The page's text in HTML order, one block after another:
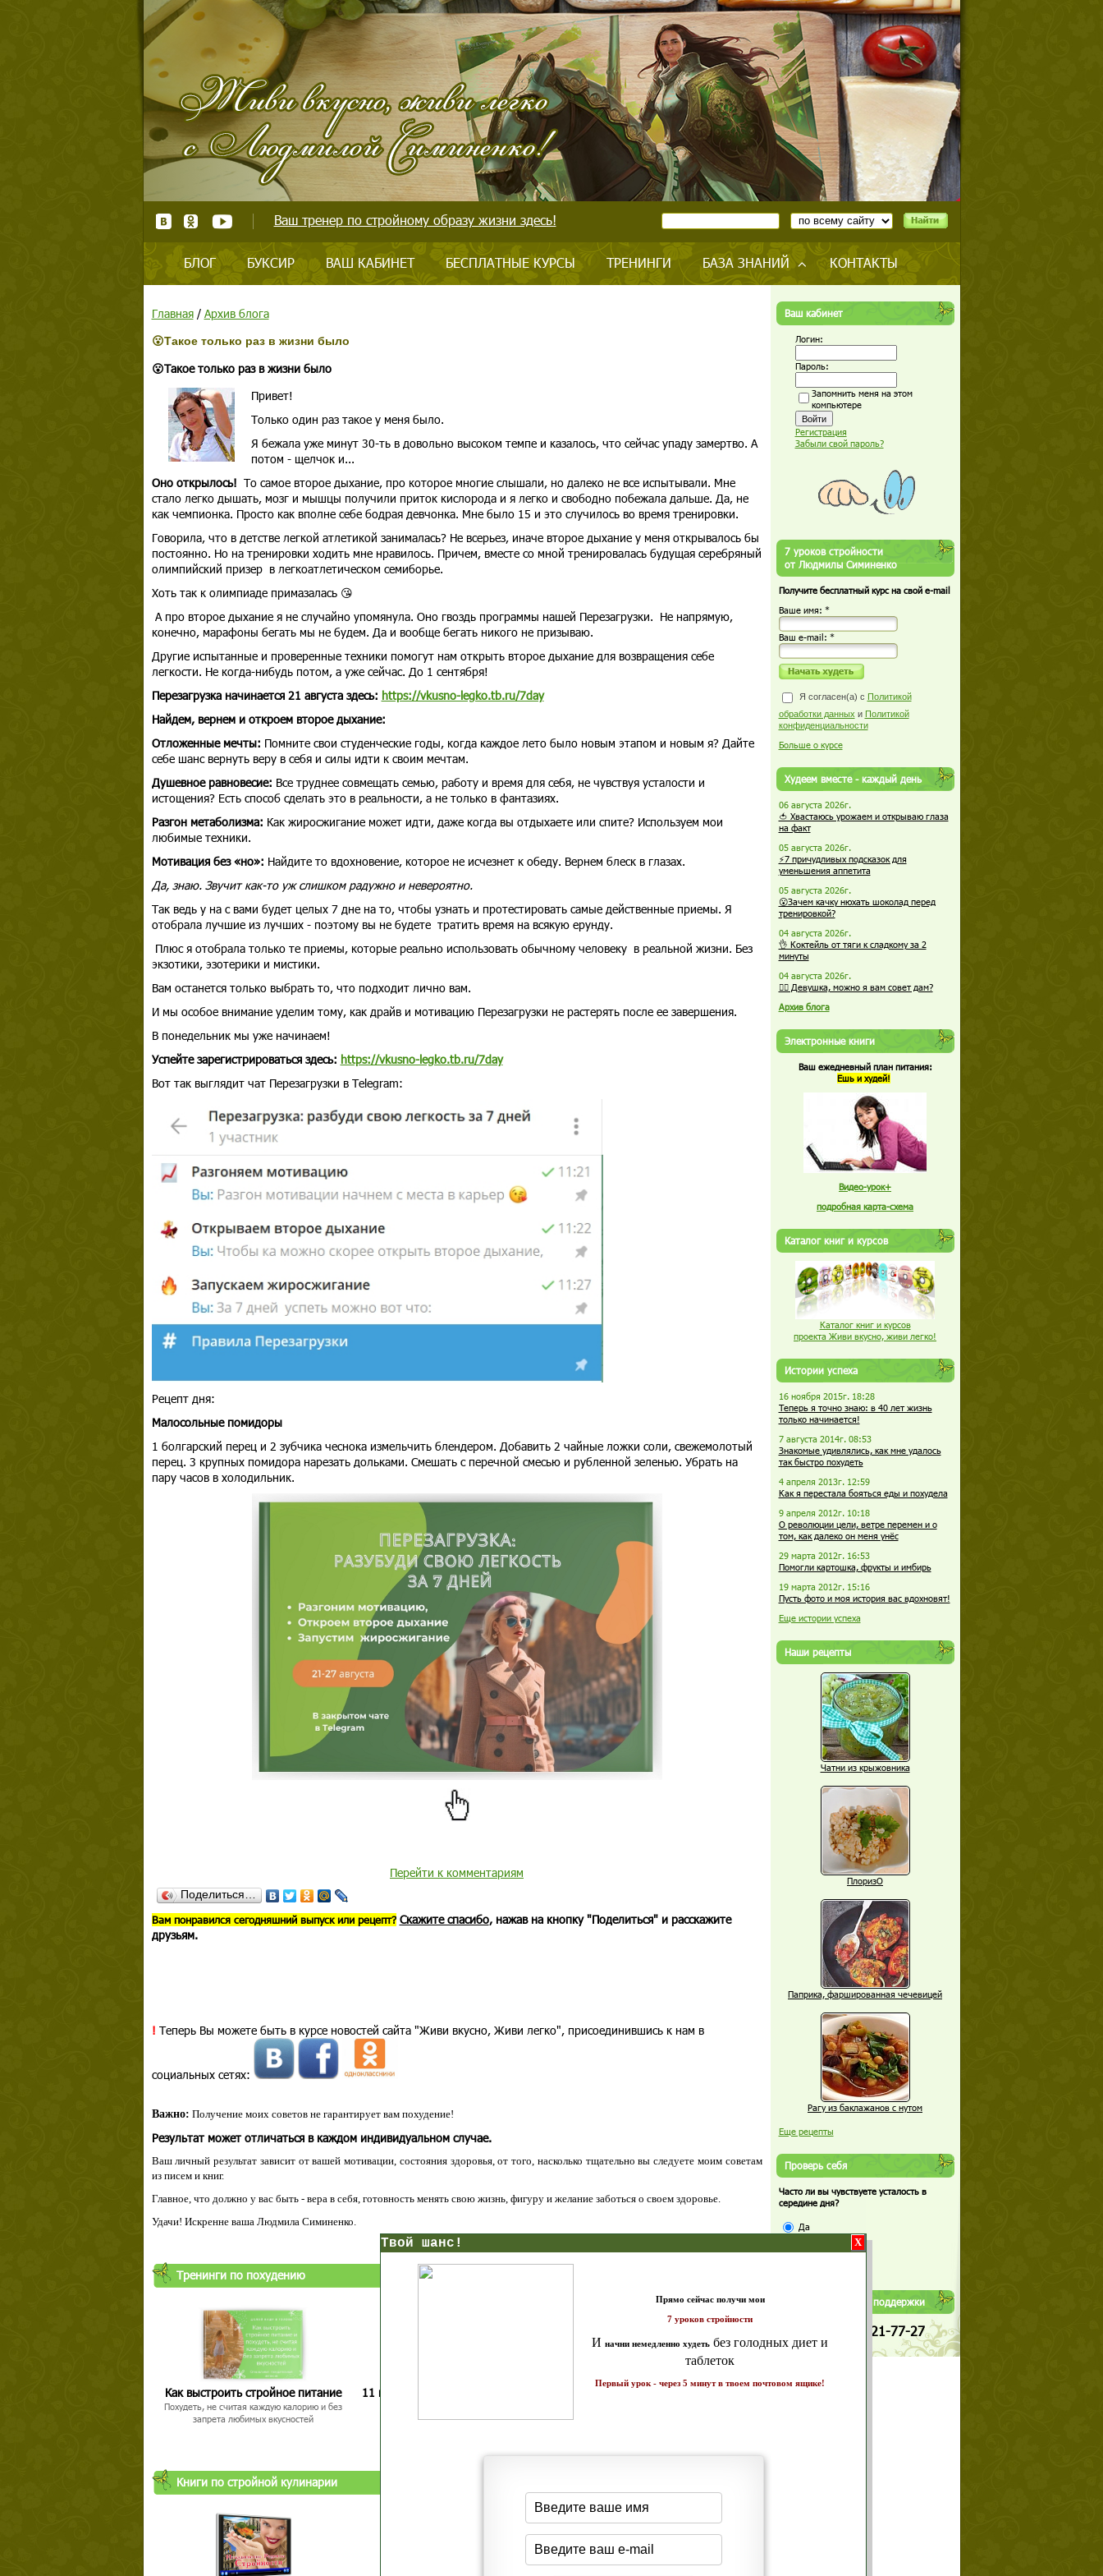
Ваш тренер по стройному образу жизни здесь!
БЛОГ БУКСИР ВАШ КАБИНЕТ БЕСПЛАТНЫЕ КУРСЫ ТРЕНИНГИ БАЗА ЗНАНИЙ КОНТАКТЫ
Главная/ Архив блога
😮Такое только раз в жизни было
😮Такое только раз в жизни было
Привет!
Только один раз такое у меня было.
Я бежала уже минут 30-ть в довольно высоком темпе и казалось, что сейчас упаду замертво. А
потом - щелчок и...
Оно открылось! То самое второе дыхание, про которое многие слышали, но далеко не все испытывали. Мне
стало легко дышать, мозг и мышцы получили приток кислорода и я легко и свободно побежала дальше. Да, не
как чемпионка. Просто как вполне себе бодрая девчонка. Мне было 15 и это случилось во время тренировки.
Говорила, что в детстве легкой атлетикой занималась? Не всерьез, иначе второе дыхание у меня открывалось бы
постоянно. Но на тренировки ходить мне нравилось. Причем, вместе со мной тренировалась будущая серебряный
олимпийский призер в легкоатлетическом семиборье.
Хоть так к олимпиаде примазалась 😘
А про второе дыхание я не случайно упомянула. Оно гвоздь программы нашей Перезагрузки. Не напрямую,
конечно, марафоны бегать мы не будем. Да и вообще бегать никого не призываю.
Другие испытанные и проверенные техники помогут нам открыть второе дыхание для возвращения себе
легкости. Не когда-нибудь потом, а уже сейчас. До 1 сентября!
Перезагрузка начинается 21 августа здесь: https://vkusno-legko.tb.ru/7day
Найдем, вернем и откроем второе дыхание:
Отложенные мечты: Помните свои студенческие годы, когда каждое лето было новым этапом и новым я? Дайте
себе шанс вернуть веру в себя и силы идти к своим мечтам.
Душевное равновесие: Все труднее совмещать семью, работу и время для себя, не чувствуя усталости и
истощения? Есть способ сделать это в реальности, а не только в фантазиях.
Разгон метаболизма: Как жиросжигание может идти, даже когда вы отдыхаете или спите? Используем мои
любимые техники.
Мотивация без «но»: Найдите то вдохновение, которое не исчезнет к обеду. Вернем блеск в глазах.
Да, знаю. Звучит как-то уж слишком радужно и невероятно.
Так ведь у на с вами будет целых 7 дне на то, чтобы узнать и протестировать самые действенные приемы. Я
отобрала лучшие из лучших - поэтому вы не будете тратить время на всякую ерунду.
Плюс я отобрала только те приемы, которые реально использовать обычному человеку в реальной жизни. Без
экзотики, эзотерики и мистики.
Вам останется только выбрать то, что подходит лично вам.
И мы особое внимание уделим тому, как драйв и мотивацию Перезагрузки не растерять после ее завершения.
В понедельник мы уже начинаем!
Успейте зарегистрироваться здесь: https://vkusno-legko.tb.ru/7day
Вот так выглядит чат Перезагрузки в Telegram:
Рецепт дня:
Малосольные помидоры
1 болгарский перец и 2 зубчика чеснока измельчить блендером. Добавить 2 чайные ложки соли, свежемолотый
перец. 3 крупных помидора нарезать дольками. Смешать с перечной смесью и рубленной зеленью. Убрать на
пару часов в холодильник.
Перейти к комментариям
Поделиться…
Вам понравился сегодняшний выпуск или рецепт? Скажите спасибо, нажав на кнопку "Поделиться" и расскажите
друзьям.
! Теперь Вы можете быть в курсе новостей сайта "Живи вкусно, Живи легко", присоединившись к нам в
социальных сетях:
Важно: Получение моих советов не гарантирует вам похудение!
Результат может отличаться в каждом индивидуальном случае.
Ваш личный результат зависит от вашей мотивации, состояния здоровья, от того, насколько тщательно вы следуете моим советам
из писем и книг.
Главное, что должно у вас быть - вера в себя, готовность менять свою жизнь, фигуру и желание заботься о своем здоровье.
Удачи! Искренне ваша Людмила Симиненко.
Тренинги по похудению
Как выстроить стройное питание
Похудеть, не считая каждую калорию и без
запрета любимых вкусностей
11 каратов стройности для занятых
Простая система похудения
Как запустить жиросжигание за 7
Книги по стройной кулинарии
Ваш кабинет
Логин:
Пароль:
Запомнить меня на этом
компьютере
Регистрация
Забыли свой пароль?
7 уроков стройности
от Людмилы Симиненко
Получите бесплатный курс на свой e-mail
Ваше имя: *
Ваш е-mail: *
Я согласен(а) с Политикой
обработки данных и Политикой
конфиденциальности
Больше о курсе
Худеем вместе - каждый день
06 августа 2026г.
🍅 Хвастаюсь урожаем и открываю глаза
на факт
05 августа 2026г.
⚡7 причудливых подсказок для
уменьшения аппетита
05 августа 2026г.
😮Зачем качку нюхать шоколад перед
тренировкой?
04 августа 2026г.
👌 Коктейль от тяги к сладкому за 2
минуты
04 августа 2026г.
🏋️‍♀️ Девушка, можно я вам совет дам?
Архив блога
Электронные книги
Ваш ежедневный план питания:
Ешь и худей!
Видео-урок+
подробная карта-схема
Каталог книг и курсов
Каталог книг и курсов
проекта Живи вкусно, живи легко!
Истории успеха
16 ноября 2015г. 18:28
Теперь я точно знаю: в 40 лет жизнь
только начинается!
7 августа 2014г. 08:53
Знакомые удивлялись, как мне удалось
так быстро похудеть
4 апреля 2013г. 12:59
Как я перестала бояться еды и похудела
9 апреля 2012г. 10:18
О революции цели, ветре перемен и о
том, как далеко он меня унёс
29 марта 2012г. 16:53
Помогли картошка, фрукты и имбирь
19 марта 2012г. 15:16
Пусть фото и моя история вас вдохновят!
Еще истории успеха
Наши рецепты
Чатни из крыжовника
ПлоризО
Паприка, фаршированная чечевицей
Рагу из баклажанов с нутом
Еще рецепты
Проверь себя
Часто ли вы чувствуете усталость в
середине дня?
Да
Телефоны службы поддержки
+7 (909) 421-77-27
Твой шанс!
Прямо сейчас получи мои
7 уроков стройности
начни немедленно худетьбез голодных диет и
Первый урок - через 5 минут в твоем почтовом ящике!